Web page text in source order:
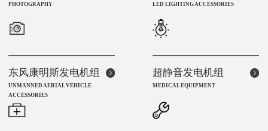
PHOTOGRAPHY LED LIGHTING ACCESSORIES
东风康明斯发电机组
UNMANNED AERIAL VEHICLE
ACCESSORIES
超静音发电机组
MEDICAL EQUIPMENT